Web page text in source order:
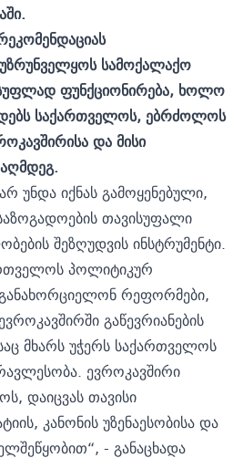
სამოქალაქო
ფუნქციონირება, ხოლო
საქართველოს, ებრძოლოს
და მისი
უნდა იქნას გამოყენებული,
თავისუფალი
შეზღუდვის ინსტრუმენტი.
პოლიტიკურ
რეფორმები,
გაწევრიანების
მხარს უჭერს საქართველოს
ევროკავშირი
დაიცვას თავისი
კანონის უზენაესობისა და
- განაცხადა